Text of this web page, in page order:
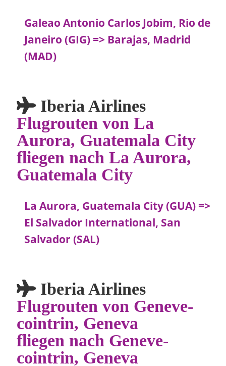
Galeao Antonio Carlos Jobim, Rio de
Janeiro (GIG) => Barajas, Madrid
(MAD)
Iberia Airlines
Flugrouten von La
Aurora, Guatemala City
fliegen nach La Aurora,
Guatemala City
La Aurora, Guatemala City (GUA) =>
El Salvador International, San
Salvador (SAL)
Iberia Airlines
Flugrouten von Geneve-
cointrin, Geneva
fliegen nach Geneve-
cointrin, Geneva